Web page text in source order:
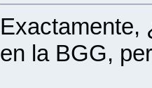
Exactamente,
en la BGG,